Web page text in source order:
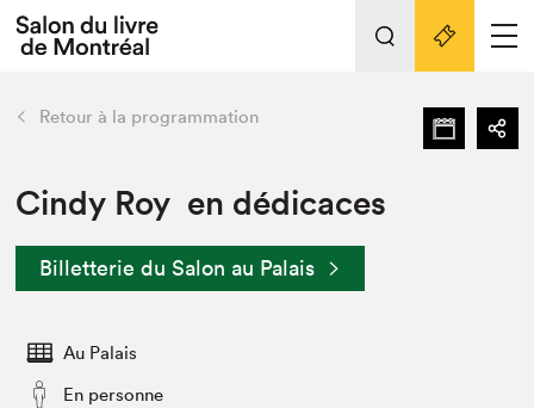
L'événement
Préparer sa visite au Salon
Actualités
SLM PRO
retour Nos activités
Préparer sa visite
Salon dans la ville et en ligne
Liens pratiques
Retour à la programmation
Cindy Roy en dédicaces
Billetterie du Salon au Palais
Au Palais
En personne